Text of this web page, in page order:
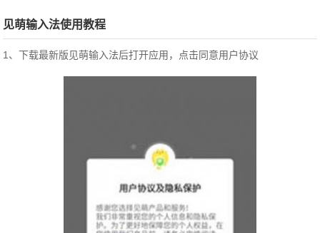
见萌输入法使用教程
1、下载最新版见萌输入法后打开应用，点击同意用户协议